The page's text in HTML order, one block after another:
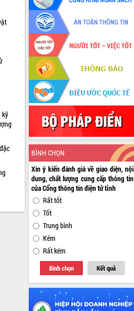
kỹ
BÌNH CHỌN
Xin ý kiến đánh giá về giao diện, nội
dung, chất lượng cung cấp thông tin
của Cổng thông tin điện tử tỉnh
Rất tốt
Tốt
Trung bình
Kém
Rất kém
Bình chọn Kết quả